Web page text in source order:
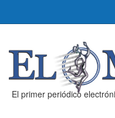
El primer periódico